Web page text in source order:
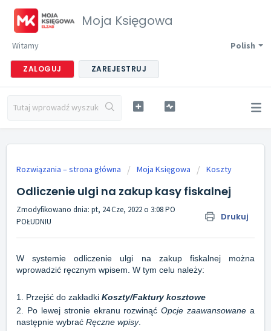
Moja Księgowa
Polish
Witamy
ZALOGUJ ZAREJESTRUJ
Rozwiązania – strona główna Moja Księgowa Koszty
Odliczenie ulgi na zakup kasy fiskalnej
Drukuj
Zmodyfikowano dnia: pt, 24 Cze, 2022 o 3:08 PO
POŁUDNIU
W systemie odliczenie ulgi na zakup fiskalnej można
wprowadzić ręcznym wpisem. W tym celu należy:
1. Przejść do zakładki Koszty/Faktury kosztowe
2. Po lewej stronie ekranu rozwinąćOpcje zaawansowane a
następnie wybrać Ręczne wpisy.